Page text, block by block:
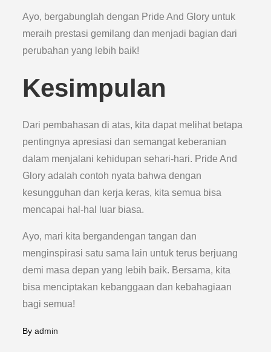
Ayo, bergabunglah dengan Pride And Glory untuk
meraih prestasi gemilang dan menjadi bagian dari
perubahan yang lebih baik!
Kesimpulan
Dari pembahasan di atas, kita dapat melihat betapa
pentingnya apresiasi dan semangat keberanian
dalam menjalani kehidupan sehari-hari. Pride And
Glory adalah contoh nyata bahwa dengan
kesungguhan dan kerja keras, kita semua bisa
mencapai hal-hal luar biasa.
Ayo, mari kita bergandengan tangan dan
menginspirasi satu sama lain untuk terus berjuang
demi masa depan yang lebih baik. Bersama, kita
bisa menciptakan kebanggaan dan kebahagiaan
bagi semua!
Byadmin